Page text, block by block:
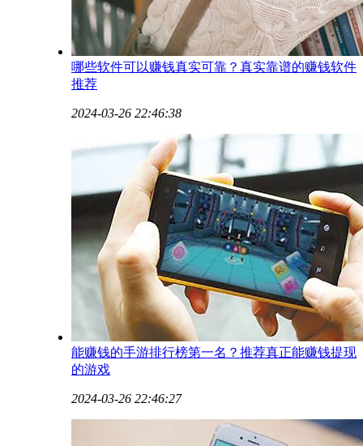
哪些软件可以赚钱真实可靠？真实靠谱的赚钱软件
推荐
2024-03-26 22:46:38
能赚钱的手游排行榜第一名？推荐真正能赚钱提现
的游戏
2024-03-26 22:46:27